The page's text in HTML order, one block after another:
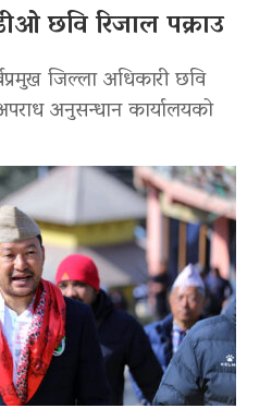
छवि रिजाल पक्राउ
जिल्ला अधिकारी छवि
अनुसन्धान कार्यालयको